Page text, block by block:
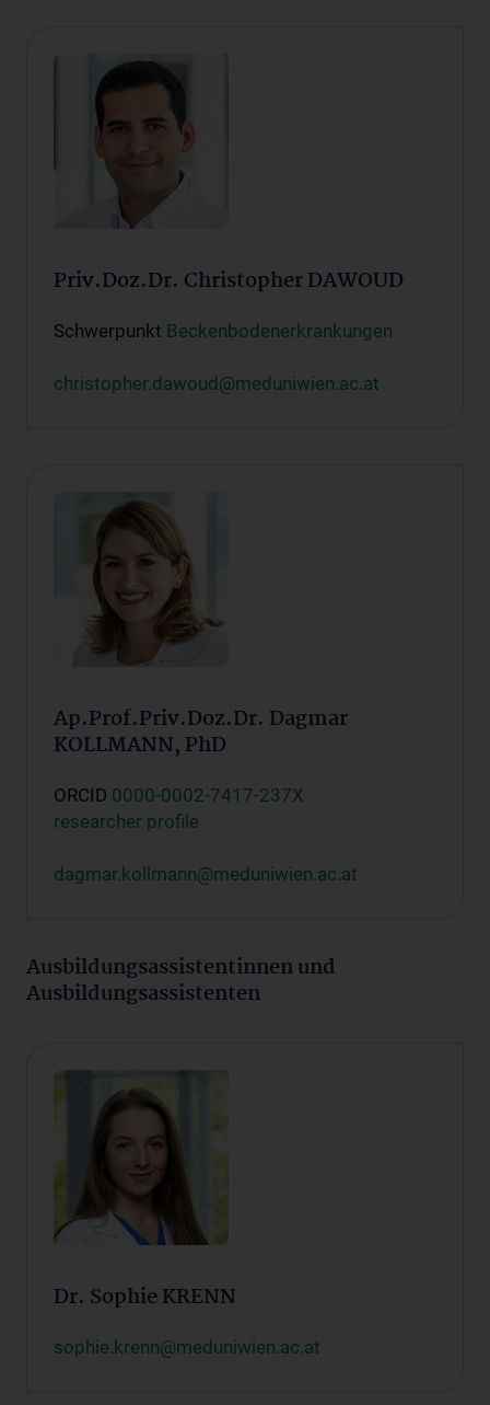
Priv.Doz.Dr. Christopher DAWOUD
Schwerpunkt Beckenbodenerkrankungen
christopher.dawoud@meduniwien.ac.at
Ap.Prof.Priv.Doz.Dr. Dagmar
KOLLMANN, PhD
ORCID 0000-0002-7417-237X
researcher profile
dagmar.kollmann@meduniwien.ac.at
Ausbildungsassistentinnen und
Ausbildungsassistenten
Dr. Sophie KRENN
sophie.krenn@meduniwien.ac.at